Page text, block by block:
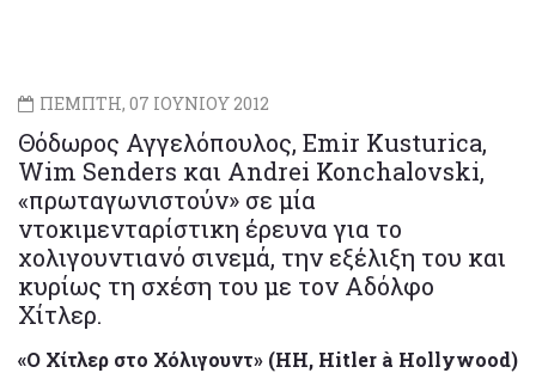
ΠΕΜΠΤΗ, 07 ΙΟΥΝΙΟΥ 2012
Θόδωρος Αγγελόπουλος, Emir Kusturica,
Wim Senders και Andrei Konchalovski,
«πρωταγωνιστούν» σε μία
ντοκιμενταρίστικη έρευνα για το
χολιγουντιανό σινεμά, την εξέλιξη του και
κυρίως τη σχέση του με τον Αδόλφο
Χίτλερ.
«Ο Χίτλερ στο Χόλιγουντ» (HH, Hitler à Hollywood)